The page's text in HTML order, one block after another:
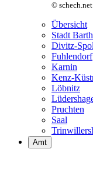
© schech.net
Übersicht
Stadt Barth
Divitz-
Fuhlendorf
Karnin
Kenz-
Löbnitz
Pruchten
Saal
Amt